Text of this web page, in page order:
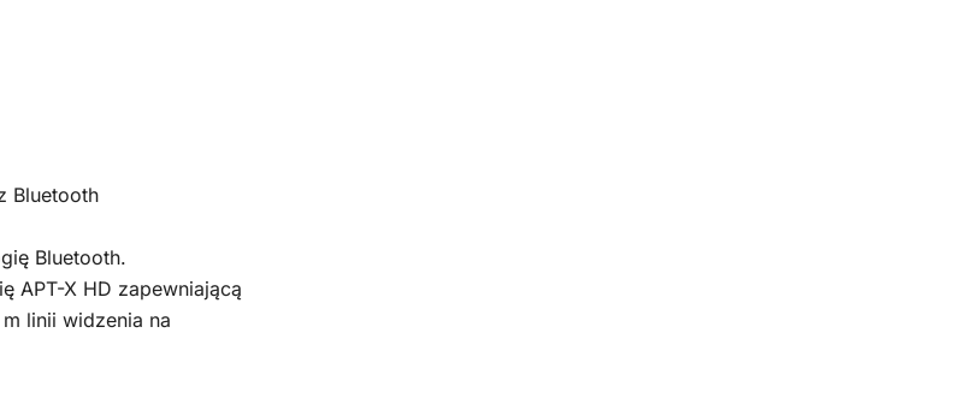
Bluetooth
Bluetooth.
APT-X HD zapewniającą
linii widzenia na